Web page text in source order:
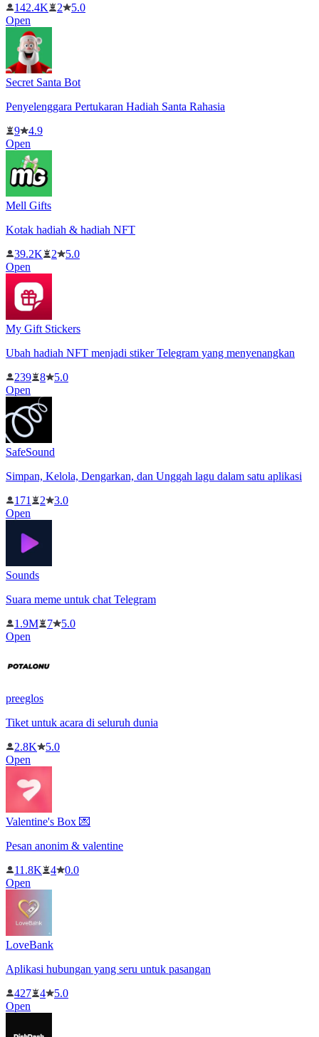
142.4K
2
5.0
Open
Secret Santa Bot
Penyelenggara Pertukaran Hadiah Santa Rahasia
9
4.9
Open
Mell Gifts
Kotak hadiah & hadiah NFT
39.2K
2
5.0
Open
My Gift Stickers
Ubah hadiah NFT menjadi stiker Telegram yang menyenangkan
239
8
5.0
Open
SafeSound
Simpan, Kelola, Dengarkan, dan Unggah lagu dalam satu aplikasi
171
2
3.0
Open
Sounds
Suara meme untuk chat Telegram
1.9M
7
5.0
Open
preeglos
Tiket untuk acara di seluruh dunia
2.8K
5.0
Open
Valentine's Box 💌
Pesan anonim & valentine
11.8K
4
0.0
Open
LoveBank
Aplikasi hubungan yang seru untuk pasangan
427
4
5.0
Open